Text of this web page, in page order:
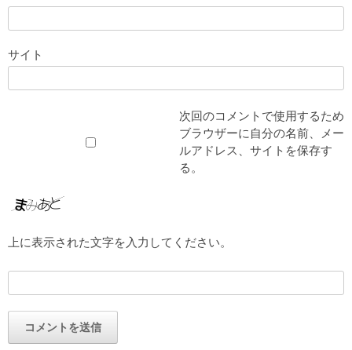
サイト
次回のコメントで使用するため
ブラウザーに自分の名前、メー
ルアドレス、サイトを保存す
る。
上に表示された文字を入力してください。